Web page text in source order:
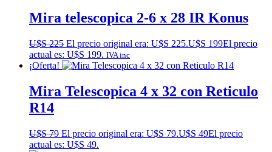
Mira telescopica 2-6 x 28 IR Konus
U$S225 El precio original era: U$S 225.U$S 199El precio
actual es: U$S 199. IVA inc
¡Oferta!
Mira Telescopica 4 x 32 con Reticulo
R14
U$S79 El precio original era: U$S 79.U$S 49El precio
actual es: U$S 49.